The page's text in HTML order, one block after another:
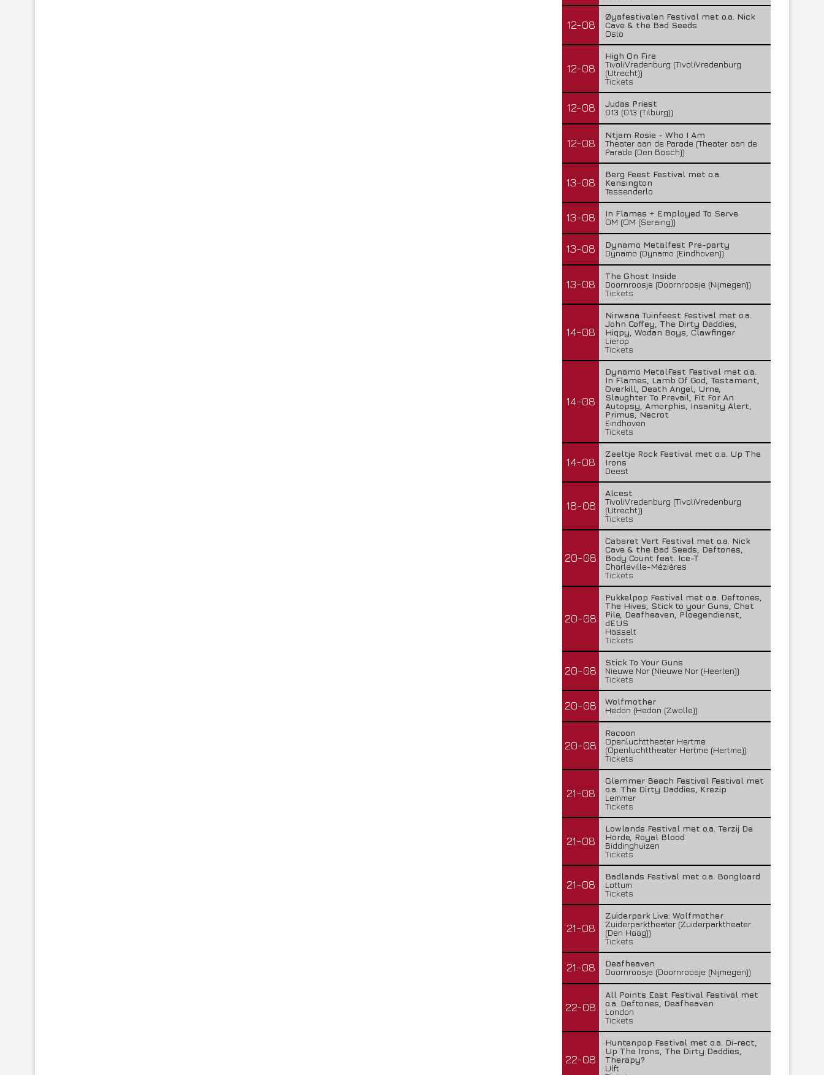
12-08
Øyafestivalen Festival met o.a. Nick
Cave & the Bad Seeds
Oslo
12-08
High On Fire
TivoliVredenburg (TivoliVredenburg
(Utrecht))
Tickets
12-08
Judas Priest
013 (013 (Tilburg))
12-08
Ntjam Rosie - Who I Am
Theater aan de Parade (Theater aan de
Parade (Den Bosch))
13-08
Berg Feest Festival met o.a.
Kensington
Tessenderlo
13-08
In Flames + Employed To Serve
OM (OM (Seraing))
13-08
Dynamo Metalfest Pre-party
Dynamo (Dynamo (Eindhoven))
13-08
The Ghost Inside
Doornroosje (Doornroosje (Nijmegen))
Tickets
14-08
Nirwana Tuinfeest Festival met o.a.
John Coffey, The Dirty Daddies,
Hiqpy, Wodan Boys, Clawfinger
Lierop
Tickets
14-08
Dynamo MetalFest Festival met o.a.
In Flames, Lamb Of God, Testament,
Overkill, Death Angel, Urne,
Slaughter To Prevail, Fit For An
Autopsy, Amorphis, Insanity Alert,
Primus, Necrot
Eindhoven
Tickets
14-08
Zeeltje Rock Festival met o.a. Up The
Irons
Deest
18-08
Alcest
TivoliVredenburg (TivoliVredenburg
(Utrecht))
Tickets
20-08
Cabaret Vert Festival met o.a. Nick
Cave & the Bad Seeds, Deftones,
Body Count feat. Ice-T
Charleville-Mézières
Tickets
20-08
Pukkelpop Festival met o.a. Deftones,
The Hives, Stick to your Guns, Chat
Pile, Deafheaven, Ploegendienst,
dEUS
Hasselt
Tickets
20-08
Stick To Your Guns
Nieuwe Nor (Nieuwe Nor (Heerlen))
Tickets
20-08
Wolfmother
Hedon (Hedon (Zwolle))
20-08
Racoon
Openluchttheater Hertme
(Openluchttheater Hertme (Hertme))
Tickets
21-08
Glemmer Beach Festival Festival met
o.a. The Dirty Daddies, Krezip
Lemmer
Tickets
21-08
Lowlands Festival met o.a. Terzij De
Horde, Royal Blood
Biddinghuizen
Tickets
21-08
Badlands Festival met o.a. Bongloard
Lottum
Tickets
21-08
Zuiderpark Live: Wolfmother
Zuiderparktheater (Zuiderparktheater
(Den Haag))
Tickets
21-08
Deafheaven
Doornroosje (Doornroosje (Nijmegen))
22-08
All Points East Festival Festival met
o.a. Deftones, Deafheaven
London
Tickets
22-08
Huntenpop Festival met o.a. Di-rect,
Up The Irons, The Dirty Daddies,
Therapy?
Ulft